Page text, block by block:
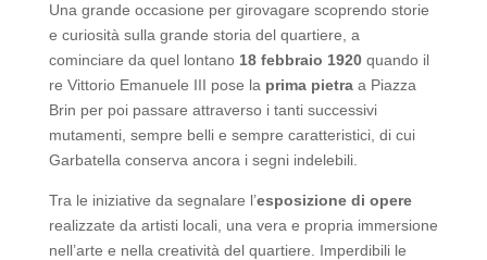
Una grande occasione per girovagare scoprendo storie
e curiosità sulla grande storia del quartiere, a
cominciare da quel lontano 18 febbraio 1920quando il
re Vittorio Emanuele III pose la prima pietraa Piazza
Brin per poi passare attraverso i tanti successivi
mutamenti, sempre belli e sempre caratteristici, di cui
Garbatella conserva ancora i segni indelebili.
Tra le iniziative da segnalare l’esposizione di opere
realizzate da artisti locali, una vera e propria immersione
nell’arte e nella creatività del quartiere. Imperdibili le